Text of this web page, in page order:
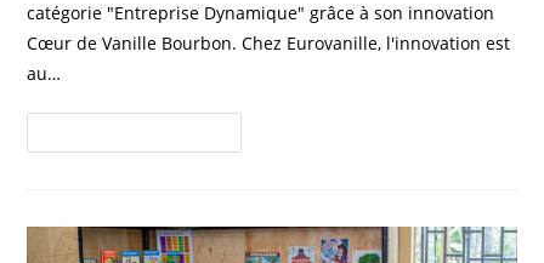
catégorie "Entreprise Dynamique" grâce à son innovation
Cœur de Vanille Bourbon. Chez Eurovanille, l'innovation est
au…